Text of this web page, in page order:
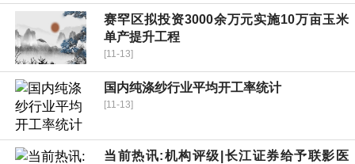
赛罕区拟投资3000余万元实施10万亩玉米
单产提升工程
[11-13]
国内纯涤纱行业平均开工率统计
[11-13]
当前热讯:机构评级|长江证券给予联影医